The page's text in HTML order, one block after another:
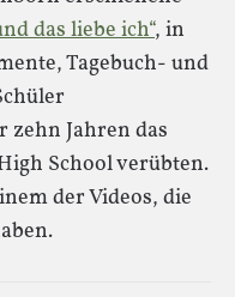
das liebe ich“, in
Tagebuch- und
zehn Jahren das
School verübten.
der Videos, die